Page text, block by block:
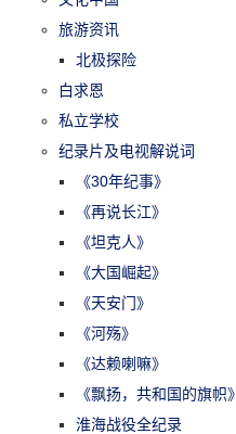
旅游资讯
北极探险
白求恩
私立学校
纪录片及电视解说词
《30年纪事》
《再说长江》
《坦克人》
《大国崛起》
《天安门》
《河殇》
《达赖喇嘛》
《飘扬，共和国的旗帜》
淮海战役全纪录